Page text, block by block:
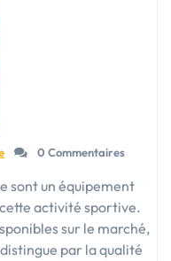
0 Commentaires
sont un équipement
activité sportive.
sur le marché,
par la qualité